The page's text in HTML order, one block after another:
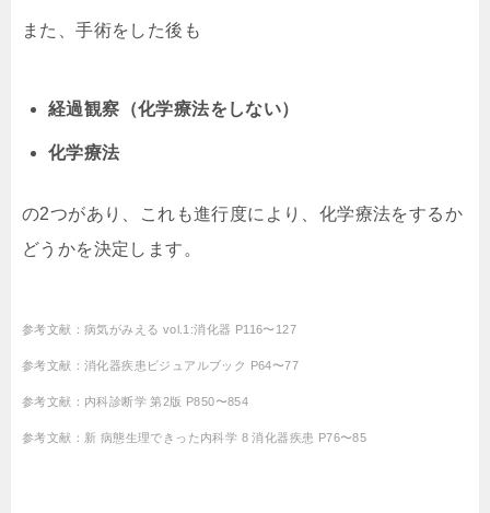
また、手術をした後も
経過観察（化学療法をしない）
化学療法
の2つがあり、これも進行度により、化学療法をするか
どうかを決定します。
参考文献：病気がみえる vol.1:消化器 P116〜127
参考文献：消化器疾患ビジュアルブック P64〜77
参考文献：内科診断学 第2版 P850〜854
参考文献：新 病態生理できった内科学 8 消化器疾患 P76〜85